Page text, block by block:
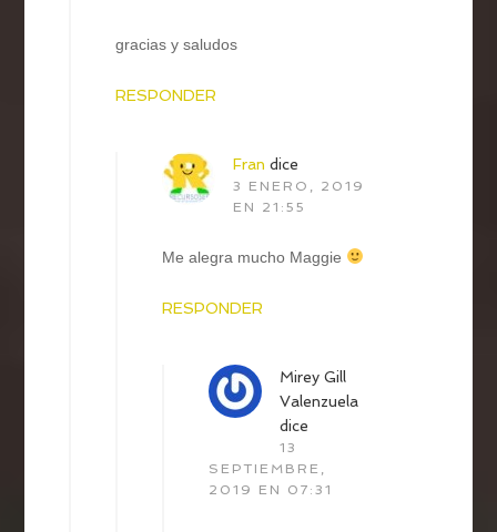
gracias y saludos
RESPONDER
Fran dice
3 ENERO, 2019
EN 21:55
Me alegra mucho Maggie
RESPONDER
Mirey Gill
Valenzuela
dice
13
SEPTIEMBRE,
2019 EN 07:31